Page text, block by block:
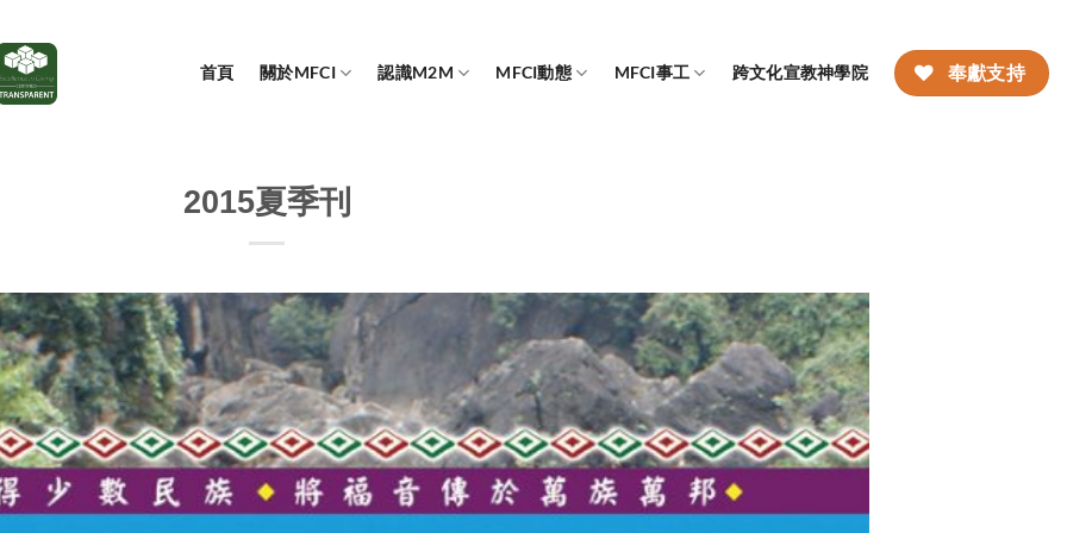
首頁 關於MFCI 認識M2M MFCI動態 MFCI事工 跨文化宣教神學院 奉獻支持
2015夏季刊